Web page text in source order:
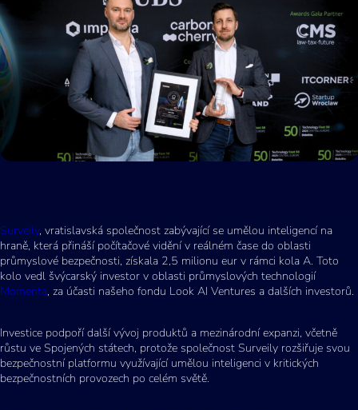
Surveily, vratislavská společnost zabývající se umělou inteligencí na
hraně, která přináší počítačové vidění v reálném čase do oblasti
průmyslové bezpečnosti, získala 2,5 milionu eur v rámci kola A. Toto
kolo vedl švýcarský investor v oblasti průmyslových technologií
Momenta, za účasti našeho fondu Look AI Ventures a dalších investorů.
Investice podpoří další vývoj produktů a mezinárodní expanzi, včetně
růstu ve Spojených státech, protože společnost Surveily rozšiřuje svou
bezpečnostní platformu využívající umělou inteligenci v kritických
bezpečnostních provozech po celém světě.